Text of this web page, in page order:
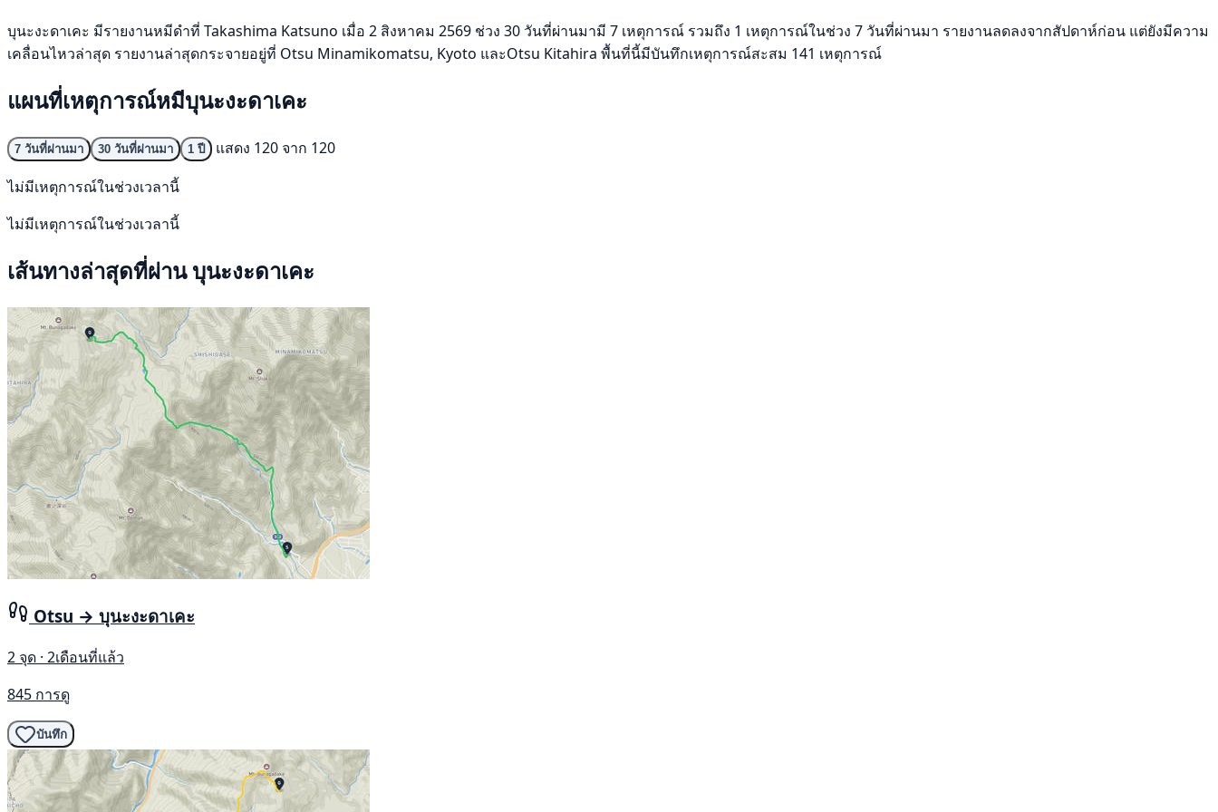
บุนะงะดาเคะ มีรายงานหมีดำที่ Takashima Katsuno เมื่อ 2 สิงหาคม 2569 ช่วง 30 วันที่ผ่านมามี 7 เหตุการณ์ รวมถึง 1 เหตุการณ์ในช่วง 7 วันที่ผ่านมา รายงานลดลงจากสัปดาห์ก่อน แต่ยังมีความ
เคลื่อนไหวล่าสุด รายงานล่าสุดกระจายอยู่ที่ Otsu Minamikomatsu, Kyoto และOtsu Kitahira พื้นที่นี้มีบันทึกเหตุการณ์สะสม 141 เหตุการณ์
แผนที่เหตุการณ์หมีบุนะงะดาเคะ
7 วันที่ผ่านมา 30 วันที่ผ่านมา 1 ปี
แสดง 120 จาก 120
ไม่มีเหตุการณ์ในช่วงเวลานี้
ไม่มีเหตุการณ์ในช่วงเวลานี้
เส้นทางล่าสุดที่ผ่าน บุนะงะดาเคะ
Otsu → บุนะงะดาเคะ
2 จุด · 2เดือนที่แล้ว
845 การดู
บันทึก